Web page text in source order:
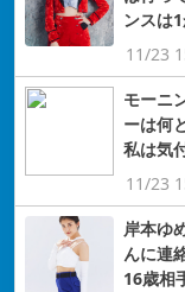
ンスは
11/23
モーニ
ーは何
私は気
11/23
岸本ゆ
んに連
16歳相